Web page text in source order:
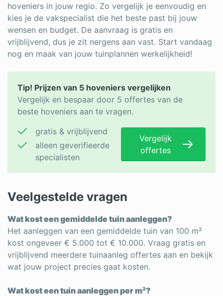
hoveniers in jouw regio. Zo vergelijk je eenvoudig en
kies je de vakspecialist die het beste past bij jouw
wensen en budget. De aanvraag is gratis en
vrijblijvend, dus je zit nergens aan vast. Start vandaag
nog en maak van jouw tuinplannen werkelijkheid!
Tip! Prijzen van 5 hoveniers vergelijken
Vergelijk en bespaar door 5 offertes van de
beste hoveniers aan te vragen.
gratis & vrijblijvend
alleen geverifieerde
specialisten
Vergelijk
offertes
Veelgestelde vragen
Wat kost een gemiddelde tuin aanleggen?
Het aanleggen van een gemiddelde tuin van 100 m²
kost ongeveer € 5.000 tot € 10.000. Vraag gratis en
vrijblijvend meerdere tuinaanleg offertes aan en bekijk
wat jouw project precies gaat kosten.
Wat kost een tuin aanleggen per m²?